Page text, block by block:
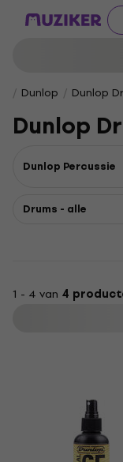
Dunlop Dunlop
Dunlop
Dunlop Percussie
Drums - alle
1 - 4 van 4